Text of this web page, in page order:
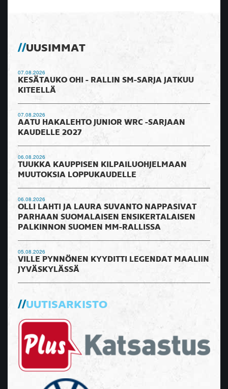
UUSIMMAT
07.08.2026
KESÄTAUKO OHI - RALLIN SM-SARJA JATKUU
KITEELLÄ
07.08.2026
AATU HAKALEHTO JUNIOR WRC -SARJAAN
KAUDELLE 2027
06.08.2026
TUUKKA KAUPPISEN KILPAILUOHJELMAAN
MUUTOKSIA LOPPUKAUDELLE
06.08.2026
OLLI LAHTI JA LAURA SUVANTO NAPPASIVAT
PARHAAN SUOMALAISEN ENSIKERTALAISEN
PALKINNON SUOMEN MM-RALLISSA
05.08.2026
VILLE PYNNÖNEN KYYDITTI LEGENDAT MAALIIN
JYVÄSKYLÄSSÄ
UUTISARKISTO